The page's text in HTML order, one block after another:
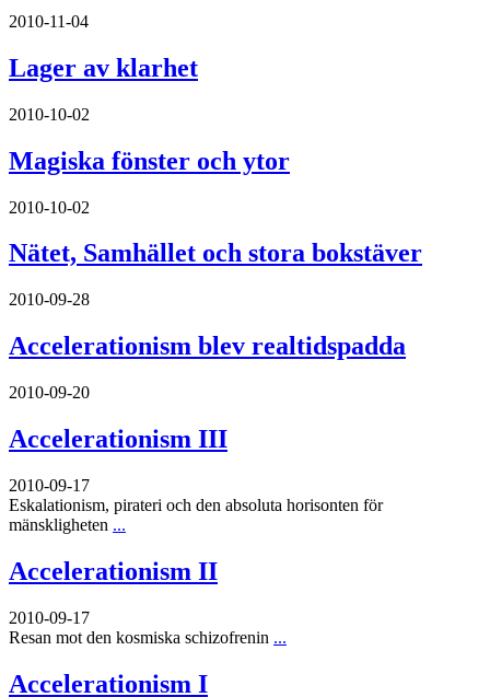
2010-11-04
Lager av klarhet
2010-10-02
Magiska fönster och ytor
2010-10-02
Nätet, Samhället och stora bokstäver
2010-09-28
Accelerationism blev realtidspadda
2010-09-20
Accelerationism III
2010-09-17
Eskalationism, pirateri och den absoluta horisonten för
mänskligheten ...
Accelerationism II
2010-09-17
Resan mot den kosmiska schizofrenin ...
Accelerationism I